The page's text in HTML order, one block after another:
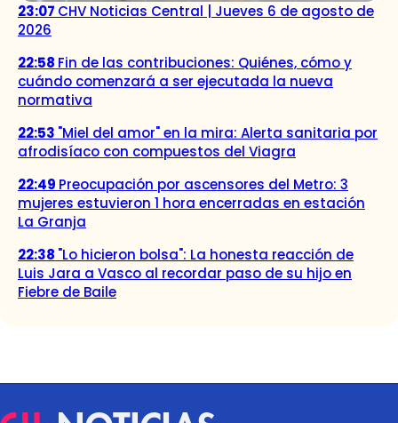
23:07 CHV Noticias Central | Jueves 6 de agosto de
2026
22:58 Fin de las contribuciones: Quiénes, cómo y
cuándo comenzará a ser ejecutada la nueva
normativa
22:53 "Miel del amor" en la mira: Alerta sanitaria por
afrodisíaco con compuestos del Viagra
22:49 Preocupación por ascensores del Metro: 3
mujeres estuvieron 1 hora encerradas en estación
La Granja
22:38 "Lo hicieron bolsa": La honesta reacción de
Luis Jara a Vasco al recordar paso de su hijo en
Fiebre de Baile